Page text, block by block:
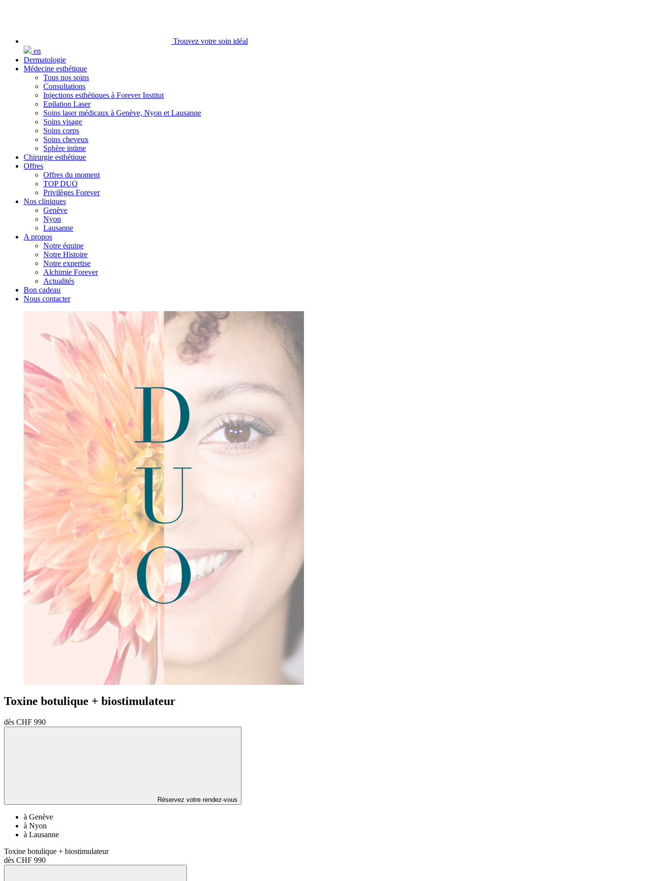
Trouvez votre soin idéal
en
Dermatologie
Médecine esthétique
Tous nos soins
Consultations
Injections esthétiques à Forever Institut
Epilation Laser
Soins laser médicaux à Genève, Nyon et Lausanne
Soins visage
Soins corps
Soins cheveux
Sphère intime
Chirurgie esthétique
Offres
Offres du moment
TOP DUO
Privilèges Forever
Nos cliniques
Genève
Nyon
Lausanne
A propos
Notre équipe
Notre Histoire
Notre expertise
Alchimie Forever
Actualités
Bon cadeau
Nous contacter
Toxine botulique + biostimulateur
dès CHF 990
Réservez votre rendez-vous
à Genève
à Nyon
à Lausanne
Toxine botulique + biostimulateur
dès CHF 990